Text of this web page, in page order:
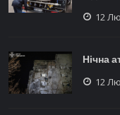
12
Нічна
12